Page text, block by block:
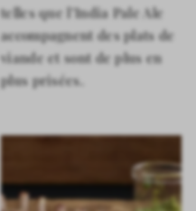
telles que l’India Pale Ale
accompagnent des plats de
viande et sont de plus en
plus prisées.